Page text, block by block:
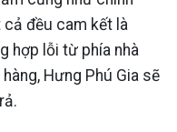
cả đều cam kết là
hợp lỗi từ phía nhà
Hưng Phú Gia sẽ